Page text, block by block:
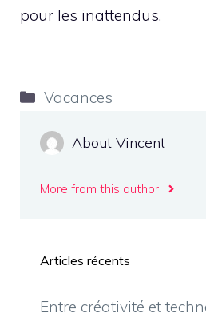
pour les inattendus.
Catégories
Vacances
About Vincent
More from this author
Articles récents
Entre créativité et